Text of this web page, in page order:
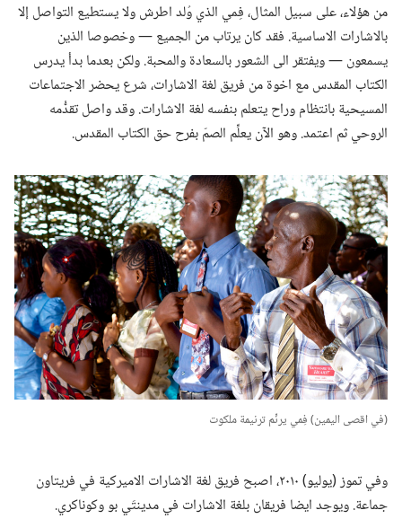
من هؤلاء،‏ على سبيل المثال،‏ فِمي الذي وُلد اطرش ولا يستطيع التواصل إلا
بالاشارات الاساسية.‏ فقد كان يرتاب من الجميع —‏ وخصوصا الذين
يسمعون —‏ ويفتقر الى الشعور بالسعادة والمحبة.‏ ولكن بعدما بدأ يدرس
الكتاب المقدس مع اخوة من فريق لغة الاشارات،‏ شرع يحضر الاجتماعات
المسيحية بانتظام وراح يتعلم بنفسه لغة الاشارات.‏ وقد واصل تقدُّمه
الروحي ثم اعتمد.‏ وهو الآن يعلِّم الصمّ بفرح حق الكتاب المقدس.‏
‏(‏في اقصى اليمين)‏ فِمي يرنِّم ترنيمة ملكوت
وفي تموز (‏يوليو)‏ ٢٠١٠،‏ اصبح فريق لغة الاشارات الاميركية في فريتاون
جماعة.‏ ويوجد ايضا فريقان بلغة الاشارات في مدينتَي بو وكوناكري.‏